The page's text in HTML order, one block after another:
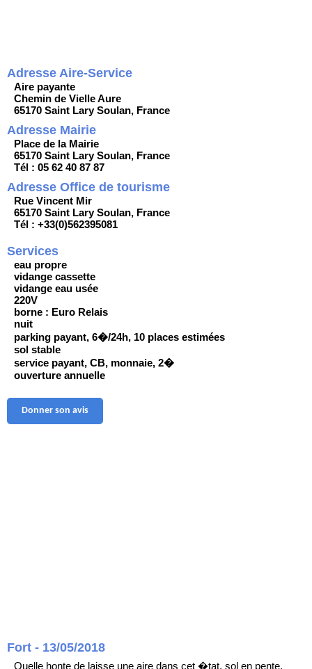
Adresse Aire-Service
Aire payante
Chemin de Vielle Aure
65170 Saint Lary Soulan, France
Adresse Mairie
Place de la Mairie
65170 Saint Lary Soulan, France
Tél : 05 62 40 87 87
Adresse Office de tourisme
Rue Vincent Mir
65170 Saint Lary Soulan, France
Tél : +33(0)562395081
Services
eau propre
vidange cassette
vidange eau usée
220V
borne : Euro Relais
nuit
parking payant, 6�/24h, 10 places estimées
sol stable
service payant, CB, monnaie, 2�
ouverture annuelle
Donner son avis
Fort - 13/05/2018
Quelle honte de laisse une aire dans cet �tat, sol en pente,